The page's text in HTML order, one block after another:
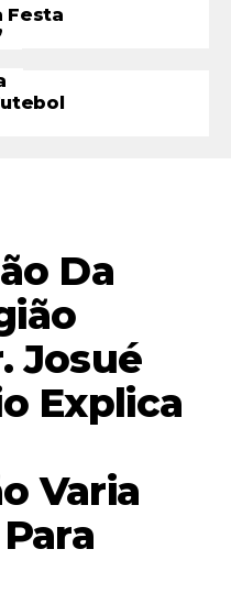
Festa
Da
Josué
Explica
Varia